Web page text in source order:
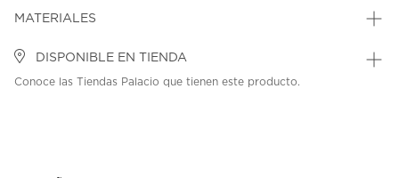
MATERIALES
DISPONIBLE EN TIENDA
Conoce las Tiendas Palacio que tienen este producto.